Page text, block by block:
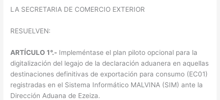
LA SECRETARIA DE COMERCIO EXTERIOR
RESUELVEN:
ARTÍCULO 1°.- Impleméntase el plan piloto opcional para la
digitalización del legajo de la declaración aduanera en aquellas
destinaciones definitivas de exportación para consumo (EC01)
registradas en el Sistema Informático MALVINA (SIM) ante la
Dirección Aduana de Ezeiza.